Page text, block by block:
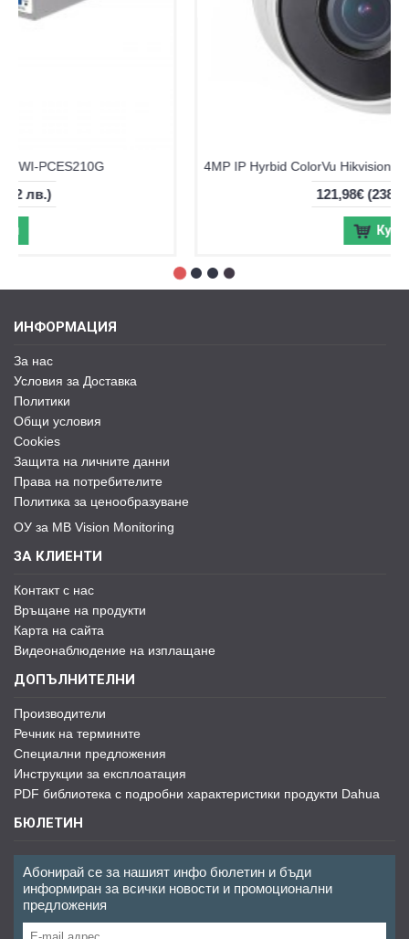
4MP IP Hybrid ColorVu камера Hikvision DS-2CD1043G2-LIU, IR 30м
ИНФОРМАЦИЯ
За нас
Условия за Доставка
Политики
Общи условия
Cookies
Защита на личните данни
Права на потребителите
Политика за ценообразуване
ОУ за MB Vision Monitoring
ЗА КЛИЕНТИ
Контакт с нас
Връщане на продукти
Карта на сайта
Видеонаблюдение на изплащане
ДОПЪЛНИТЕЛНИ
Производители
Речник на термините
Специални предложения
Инструкции за експлоатация
PDF библиотека с подробни характеристики продукти Dahua
БЮЛЕТИН
Абонирай се за нашият инфо бюлетин и бъди
информиран за всички новости и промоционални
предложения